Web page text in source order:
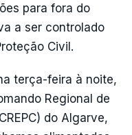
para fora do
a ser controlado
Civil.
terça-feira à noite,
Regional de
do Algarve,